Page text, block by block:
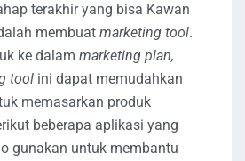
terakhir yang bisa Kawan
membuat marketing tool.
ke dalam marketing plan,
tool ini dapat memudahkan
memasarkan produk
beberapa aplikasi yang
gunakan untuk membantu